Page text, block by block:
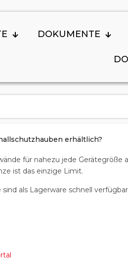
DOKUMENTE
erhältlich?
für nahezu jede
ist das einzige Limit.
sind als Lagerware schnell